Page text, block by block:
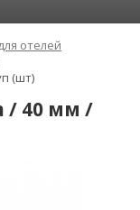
отелей
(шт)
/ 40 мм /